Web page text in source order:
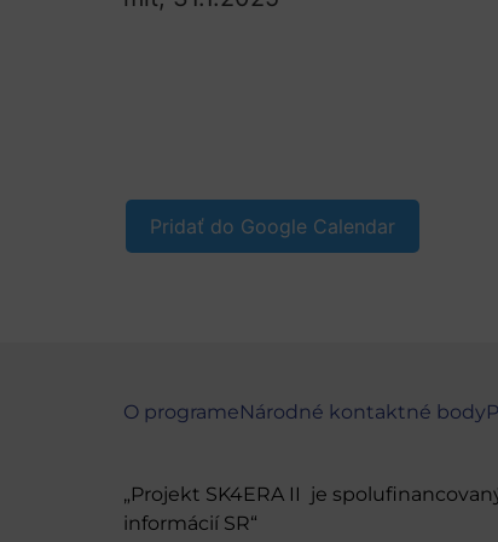
Pridať do Google Calendar
O programeNárodné kontaktné body
„Projekt SK4ERA II je
informácií SR“